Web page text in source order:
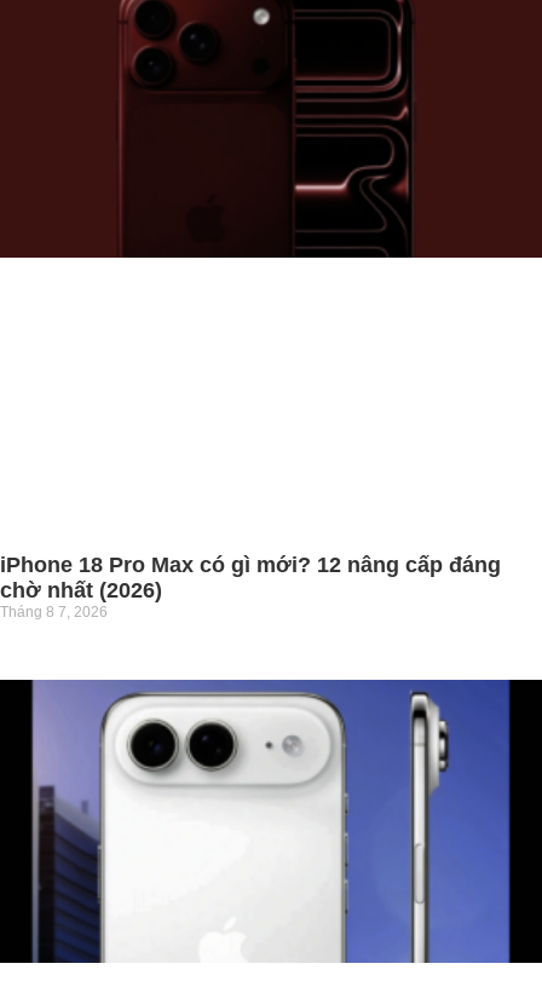
iPhone 18 Pro Max có gì mới? 12 nâng cấp đáng
chờ nhất (2026)
Tháng 8 7, 2026